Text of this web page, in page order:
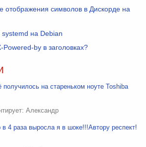
отображения символов в Дискорде на
на Debian
Powered-by в заголовках?
на стареньком ноуте Toshiba
Александр
в 4 раза выросла я в шоке!!!Автору респект!